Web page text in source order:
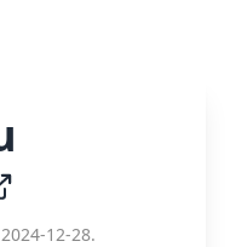
12-28.